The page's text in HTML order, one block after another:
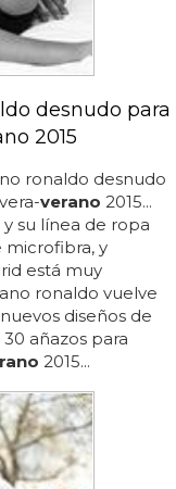
desnudo para
2015
ronaldo desnudo
verano 2015...
su línea de ropa
microfibra, y
está muy
ronaldo vuelve
diseños de
añazos para
2015...